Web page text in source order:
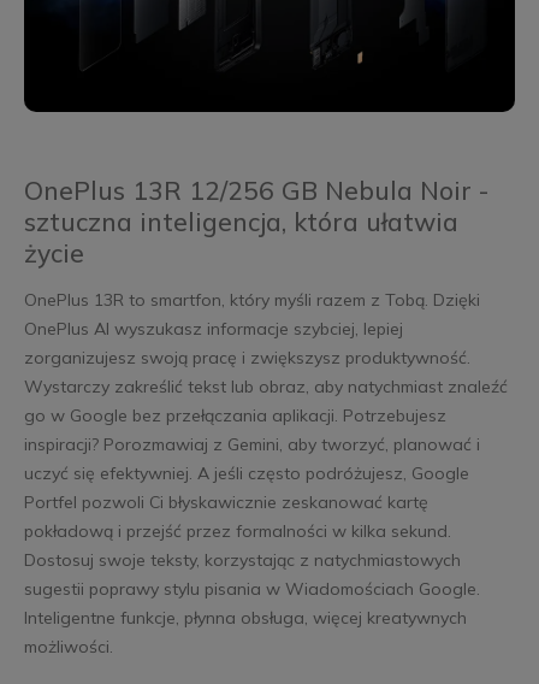
OnePlus 13R 12/256 GB Nebula Noir -
sztuczna inteligencja, która ułatwia
życie
OnePlus 13R to smartfon, który myśli razem z Tobą. Dzięki
OnePlus AI wyszukasz informacje szybciej, lepiej
zorganizujesz swoją pracę i zwiększysz produktywność.
Wystarczy zakreślić tekst lub obraz, aby natychmiast znaleźć
go w Google bez przełączania aplikacji. Potrzebujesz
inspiracji? Porozmawiaj z Gemini, aby tworzyć, planować i
uczyć się efektywniej. A jeśli często podróżujesz, Google
Portfel pozwoli Ci błyskawicznie zeskanować kartę
pokładową i przejść przez formalności w kilka sekund.
Dostosuj swoje teksty, korzystając z natychmiastowych
sugestii poprawy stylu pisania w Wiadomościach Google.
Inteligentne funkcje, płynna obsługa, więcej kreatywnych
możliwości.